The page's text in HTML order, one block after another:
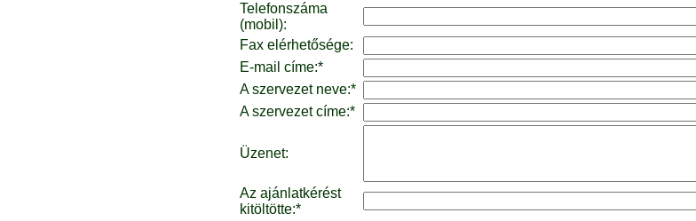
Telefonszáma
(mobil):
Fax elérhetősége:
E-mail címe:*
A szervezet neve:*
A szervezet címe:*
Üzenet:
Az ajánlatkérést
kitöltötte:*